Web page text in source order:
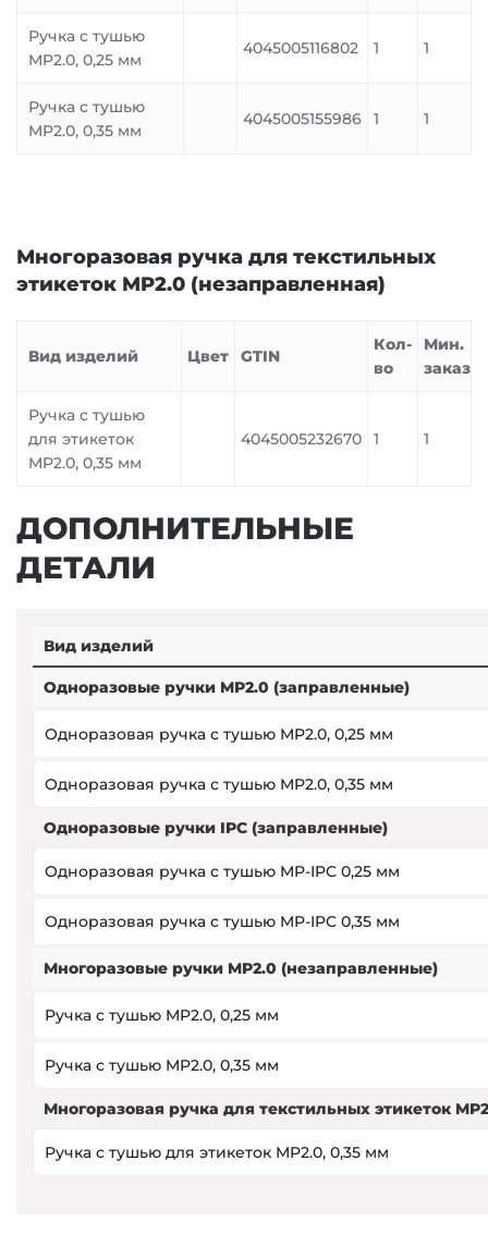
Ручка с тушью
MP2.0, 0,25 мм
4045005116802 1 1
Ручка с тушью
MP2.0, 0,35 мм
4045005155986 1 1
Многоразовая ручка для текстильных
этикеток MP2.0 (незаправленная)
Вид изделий Цвет GTIN
Кол-
во
Мин.
заказ
Ручка с тушью
для этикеток
MP2.0, 0,35 мм
4045005232670 1 1
ДОПОЛНИТЕЛЬНЫЕ
ДЕТАЛИ
Вид изделий
Одноразовые ручки MP2.0 (заправленные)
Одноразовая ручка с тушью MP2.0, 0,25 мм
Одноразовая ручка с тушью MP2.0, 0,35 мм
Одноразовые ручки IPC (заправленные)
Одноразовая ручка с тушью MP-IPC 0,25 мм
Одноразовая ручка с тушью MP-IPC 0,35 мм
Многоразовые ручки MP2.0 (незаправленные)
Ручка с тушью MP2.0, 0,25 мм
Ручка с тушью MP2.0, 0,35 мм
Многоразовая ручка для текстильных этикеток
Ручка с тушью для этикеток MP2.0, 0,35 мм